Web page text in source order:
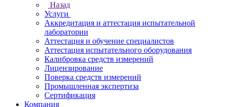
Назад
Услуги
Аккредитация и аттестация испытательной
лаборатории
Аттестация и обучение специалистов
Аттестация испытательного оборудования
Калибровка средств измерений
Лицензирование
Поверка средств измерений
Промышленная экспертиза
Сертификация
Компания